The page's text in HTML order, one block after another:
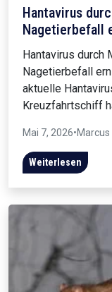
Hantavirus
Nagetierbefall
Hantavirus durch
Nagetierbefall
aktuelle
Kreuzfahrtschiff
Mai 7, 2026•Marcus
Weiterlesen